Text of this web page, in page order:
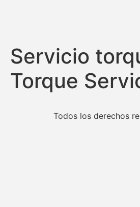
Servicio
Torque
Todos los derechos